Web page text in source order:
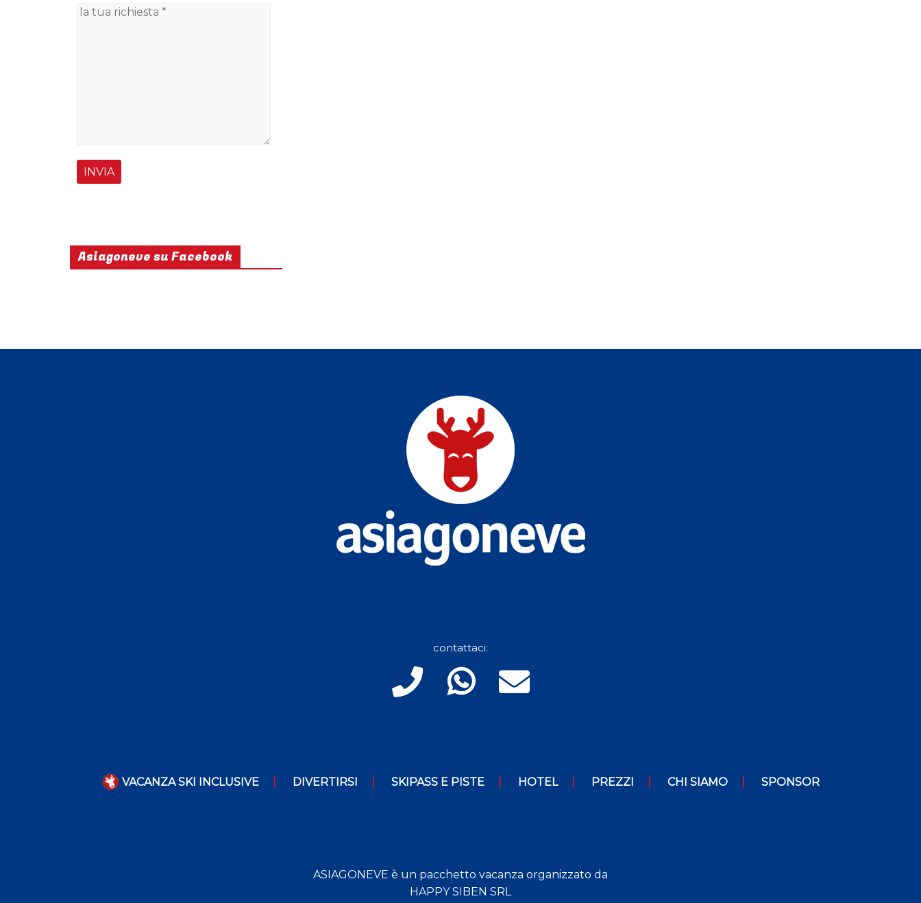
Asiagoneve su Facebook
contattaci:
VACANZA SKI INCLUSIVE DIVERTIRSI SKIPASS E PISTE HOTEL PREZZI CHI SIAMO SPONSOR
ASIAGONEVE è un pacchetto vacanza organizzato da
HAPPY SIBEN SRL